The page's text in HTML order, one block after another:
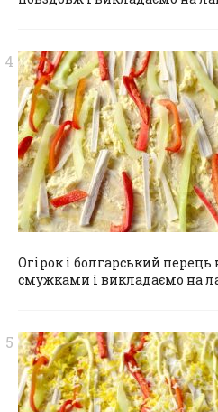
Огірок і болгарський
смужками і викладаємо на